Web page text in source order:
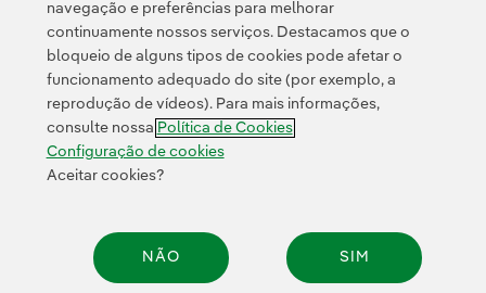
Política de Privacidade Informação legal
Transparência no uso da IA Política de cookies Configuração de cookies
Acessibilidade Canal de denúncias
© 2026 Iberdrola, S.A. Todos os direitos reservados.
navegação e preferências para melhorar
continuamente nossos serviços. Destacamos que o
bloqueio de alguns tipos de cookies pode afetar o
funcionamento adequado do site (por exemplo, a
reprodução de vídeos). Para mais informações,
consulte nossa Política de Cookies
Configuração de cookies
Aceitar cookies?
NÃO SIM